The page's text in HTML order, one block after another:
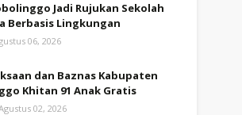
Jadi Rujukan Sekolah
Berbasis Lingkungan
06, 2026
dan Baznas Kabupaten
Khitan 91 Anak Gratis
02, 2026